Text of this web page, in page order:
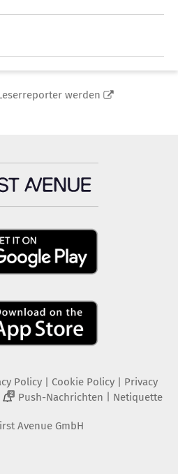
werden
Policy| Cookie Policy| Privacy
2 Push-Nachrichten Netiquette
Avenue GmbH